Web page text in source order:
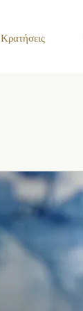
Κρατήσεις